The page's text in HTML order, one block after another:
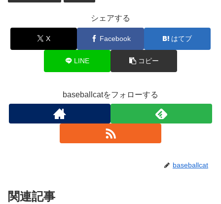
シェアする
X Facebook はてブ
LINE コピー
baseballcatをフォローする
baseballcat
関連記事